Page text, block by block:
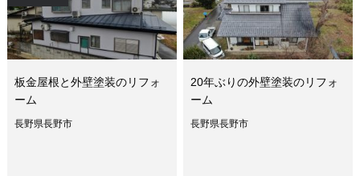
板金屋根と外壁塗装のリフォ
ーム
長野県長野市
20年ぶりの外壁塗装のリフォ
ーム
長野県長野市